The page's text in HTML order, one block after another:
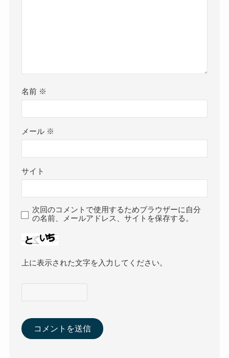
名前 ※
メール ※
サイト
次回のコメントで使用するためブラウザーに自分
の名前、メールアドレス、サイトを保存する。
上に表示された文字を入力してください。